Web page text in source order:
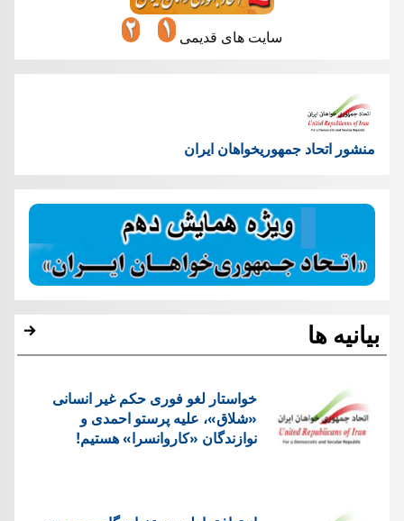
سایت های قدیمی
منشور اتحاد جمهوریخواهان ایران
بیانیه ها
خواستار لغو فوری حکم غیر انسانی
«شلاق»، علیه پرستو احمدی و
نوازندگان «کاروانسرا» هستیم!